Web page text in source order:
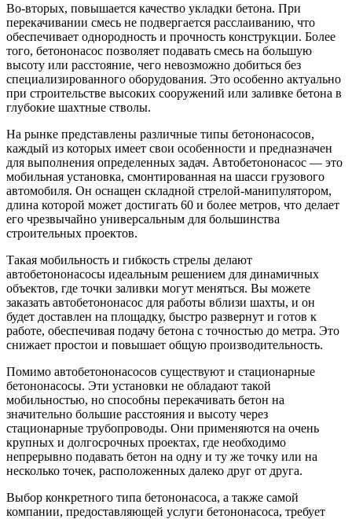
Во-вторых, повышается качество укладки бетона. При
перекачивании смесь не подвергается расслаиванию, что
обеспечивает однородность и прочность конструкции. Более
того, бетононасос позволяет подавать смесь на большую
высоту или расстояние, чего невозможно добиться без
специализированного оборудования. Это особенно актуально
при строительстве высоких сооружений или заливке бетона в
глубокие шахтные стволы.
На рынке представлены различные типы бетононасосов,
каждый из которых имеет свои особенности и предназначен
для выполнения определенных задач. Автобетононасос — это
мобильная установка, смонтированная на шасси грузового
автомобиля. Он оснащен складной стрелой-манипулятором,
длина которой может достигать 60 и более метров, что делает
его чрезвычайно универсальным для большинства
строительных проектов.
Такая мобильность и гибкость стрелы делают
автобетононасосы идеальным решением для динамичных
объектов, где точки заливки могут меняться. Вы можете
заказать автобетононасос для работы вблизи шахты, и он
будет доставлен на площадку, быстро развернут и готов к
работе, обеспечивая подачу бетона с точностью до метра. Это
снижает простои и повышает общую производительность.
Помимо автобетононасосов существуют и стационарные
бетононасосы. Эти установки не обладают такой
мобильностью, но способны перекачивать бетон на
значительно большие расстояния и высоту через
стационарные трубопроводы. Они применяются на очень
крупных и долгосрочных проектах, где необходимо
непрерывно подавать бетон на одну и ту же точку или на
несколько точек, расположенных далеко друг от друга.
Выбор конкретного типа бетононасоса, а также самой
компании, предоставляющей услуги бетононасоса, требует